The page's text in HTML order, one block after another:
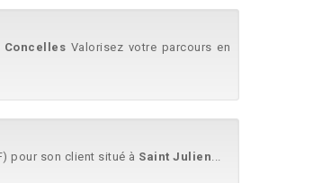
Concelles Valorisez votre parcours en
pour son client situé à Saint Julien...